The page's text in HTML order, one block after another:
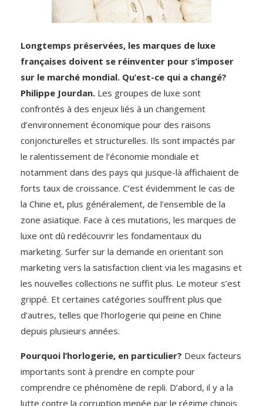
Longtemps préservées, les marques de luxe
françaises doivent se réinventer pour s’imposer
sur le marché mondial. Qu’est-ce qui a changé?
Philippe Jourdan. Les groupes de luxe sont
confrontés à des enjeux liés à un changement
d’environnement économique pour des raisons
conjoncturelles et structurelles. Ils sont impactés par
le ralentissement de l’économie mondiale et
notamment dans des pays qui jusque-là affichaient de
forts taux de croissance. C’est évidemment le cas de
la Chine et, plus généralement, de l’ensemble de la
zone asiatique. Face à ces mutations, les marques de
luxe ont dû redécouvrir les fondamentaux du
marketing. Surfer sur la demande en orientant son
marketing vers la satisfaction client via les magasins et
les nouvelles collections ne suffit plus. Le moteur s’est
grippé. Et certaines catégories souffrent plus que
d’autres, telles que l’horlogerie qui peine en Chine
depuis plusieurs années.
Pourquoi l’horlogerie, en particulier? Deux facteurs
importants sont à prendre en compte pour
comprendre ce phénomène de repli. D’abord, il y a la
lutte contre la corruption menée par le régime chinois